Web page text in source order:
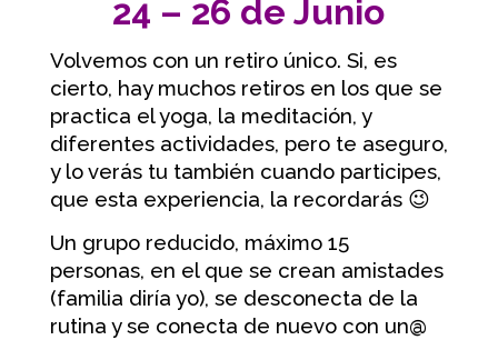
24 – 26 de Junio
Volvemos con un retiro único. Si, es
cierto, hay muchos retiros en los que se
practica el yoga, la meditación, y
diferentes actividades, pero te aseguro,
y lo verás tu también cuando participes,
que esta experiencia, la recordarás 😉
Un grupo reducido, máximo 15
personas, en el que se crean amistades
(familia diría yo), se desconecta de la
rutina y se conecta de nuevo con un@